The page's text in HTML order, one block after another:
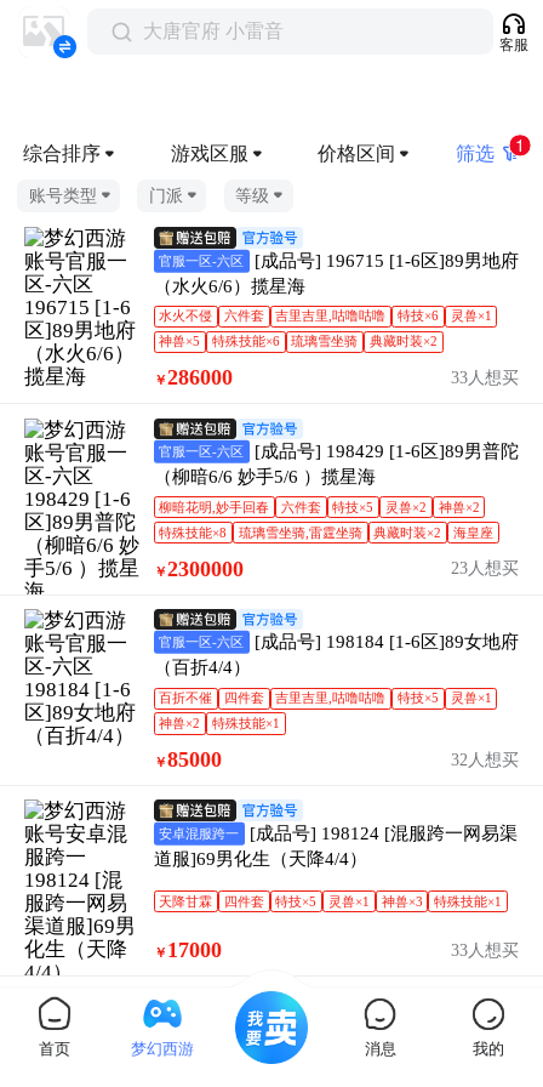
大唐官府 小雷音
客服
综合排序 游戏区服 价格区间 筛选 1
账号类型 门派 等级
官服一区-六区
[成品号] 196715 [1-6区]89男地府
（水火6/6）揽星海
水火不侵 六件套 吉里吉里,咕噜咕噜 特技×6
灵兽×1
神兽×5
特殊技能×6 琉璃雪坐骑 典藏时装×2
￥286000 33人想买
官服一区-六区
[成品号] 198429 [1-6区]89男普陀
（柳暗6/6 妙手5/6 ）揽星海
柳暗花明,妙手回春 六件套 特技×5 灵兽×2
神兽×2
特殊技能×8
琉璃雪坐骑,雷霆坐骑 典藏时装×2 海皇座
￥2300000 23人想买
官服一区-六区
[成品号] 198184 [1-6区]89女地府
（百折4/4）
百折不催 四件套 吉里吉里,咕噜咕噜 特技×5
灵兽×1
神兽×2
特殊技能×1
￥85000 32人想买
安卓混服跨一
[成品号] 198124 [混服跨一网易渠
道服]69男化生（天降4/4）
天降甘霖 四件套 特技×5 灵兽×1 神兽×3 特殊技能×1
￥ 17000 33人想买
安卓混服跨三
[成品号] 198109 [混服跨三网易渠
道服]89男魔王（急火6/6 星火6/6 烽火6/6）
首页 梦幻西游 消息 我的